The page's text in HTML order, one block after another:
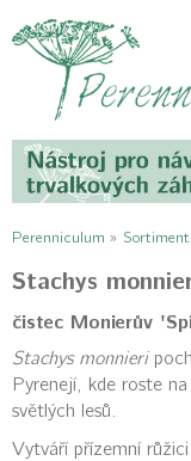
Perenniculum »
Stachys
čistec Monierův
Stachys monnieri
Pyrenejí, kde roste
světlých lesů.
Vytváří přízemní